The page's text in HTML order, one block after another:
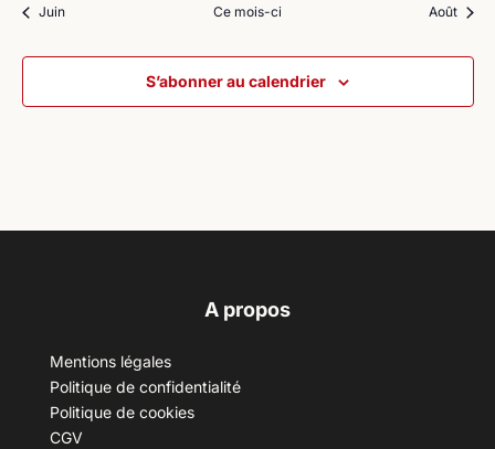
Juin Ce mois-ci Août
S’abonner au calendrier
A propos
Mentions légales
Politique de confidentialité
Politique de cookies
CGV